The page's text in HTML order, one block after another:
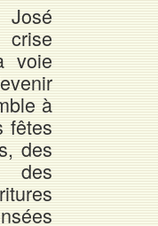
voie
à
fêtes
des
des